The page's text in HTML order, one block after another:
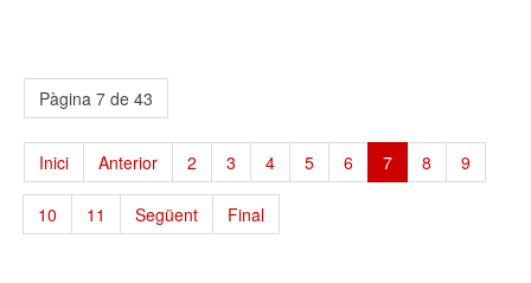
Pàgina 7 de 43
Inici Anterior 2 3 4 5 6 7 8 9
10 11 Següent Final